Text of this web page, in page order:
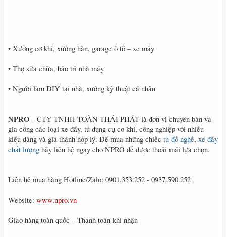
• Xưởng cơ khí, xưởng hàn, garage ô tô – xe máy
• Thợ sửa chữa, bảo trì nhà máy
• Người làm DIY tại nhà, xưởng kỹ thuật cá nhân
NPRO – CTY TNHH TOÀN THÁI PHÁT là đơn vị chuyên bán và
gia công các loại xe đẩy, tủ dụng cụ cơ khí, công nghiệp với nhiều
kiểu dáng và giá thành hợp lý. Để mua những chiếc tủ đồ nghề, xe đẩy
chất lượng hãy liên hệ ngay cho NPRO để được thoải mái lựa chọn.
Liên hệ mua hàng Hotline/Zalo: 0901.353.252 - 0937.590.252
Website: www.npro.vn
Giao hàng toàn quốc – Thanh toán khi nhận